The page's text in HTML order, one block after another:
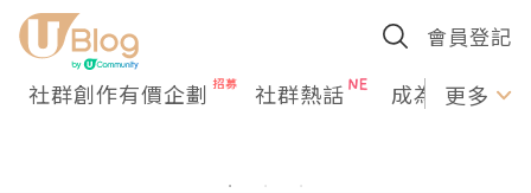
會員登記
社群創作有價企劃 社群熱話 成為U更多